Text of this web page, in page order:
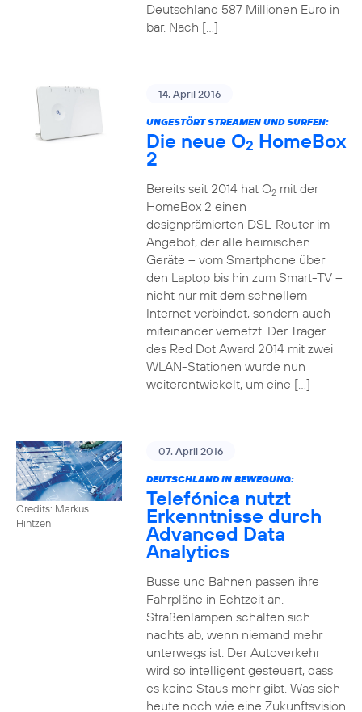
Deutschland 587 Millionen Euro in
bar. Nach […]
14. April 2016
UNGESTÖRT STREAMEN UND SURFEN:
Die neue O2 HomeBox
2
Bereits seit 2014 hat O2mit der
HomeBox 2 einen
designprämierten DSL-Router im
Angebot, der alle heimischen
Geräte – vom Smartphone über
den Laptop bis hin zum Smart-TV –
nicht nur mit dem schnellem
Internet verbindet, sondern auch
miteinander vernetzt. Der Träger
des Red Dot Award 2014 mit zwei
WLAN-Stationen wurde nun
weiterentwickelt, um eine […]
Credits: Markus
Hintzen
07. April 2016
DEUTSCHLAND IN BEWEGUNG:
Telefónica nutzt
Erkenntnisse durch
Advanced Data
Analytics
Busse und Bahnen passen ihre
Fahrpläne in Echtzeit an.
Straßenlampen schalten sich
nachts ab, wenn niemand mehr
unterwegs ist. Der Autoverkehr
wird so intelligent gesteuert, dass
es keine Staus mehr gibt. Was sich
heute noch wie eine Zukunftsvision